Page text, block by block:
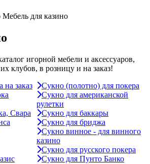
Мебель для казино
игорной мебели и аксессуаров,
клубов, в розницу и на заказ!
на заказ
Сукно (полотно) для покера
Сукно для американской
рулетки
Свара
Сукно для баккары
Сукно для бриджа
Сукно винное - для винного
казино
Сукно для русского покера
Сукно для Пунто Банко